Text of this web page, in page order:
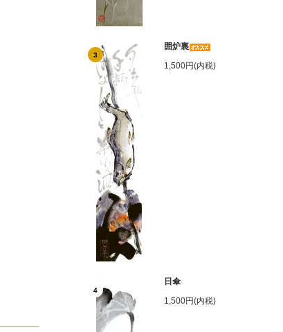
3
囲炉裏
1,500円(内税)
4
日傘
1,500円(内税)